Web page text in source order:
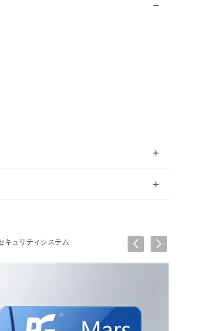
キュリティシステム